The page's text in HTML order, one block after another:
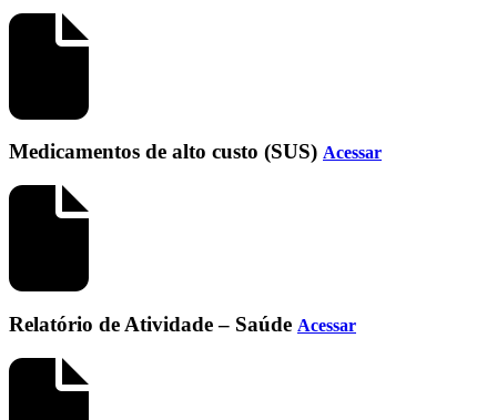
Medicamentos de alto custo (SUS) Acessar
Relatório de Atividade – Saúde Acessar